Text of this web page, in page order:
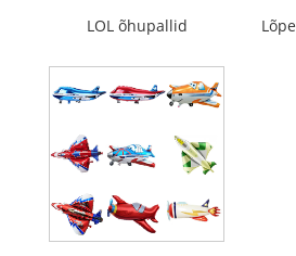
LOL õhupallid